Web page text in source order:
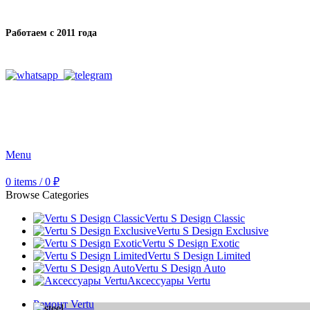
Работаем с 2011 года
Menu
0 items / 0 ₽
Browse Categories
Vertu S Design Classic
Vertu S Design Exclusive
Vertu S Design Exotic
Vertu S Design Limited
Vertu S Design Auto
Аксессуары Vertu
Ремонт Vertu